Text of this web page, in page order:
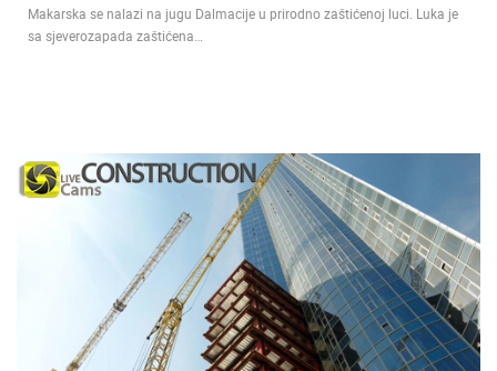
Makarska se nalazi na jugu Dalmacije u prirodno zaštićenoj luci. Luka je
sa sjeverozapada zaštićena…